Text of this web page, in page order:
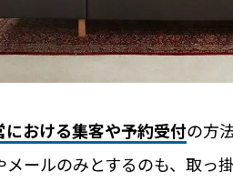
における集客や予約受付の方
メールのみとするのも、取
るメリット
活用事例